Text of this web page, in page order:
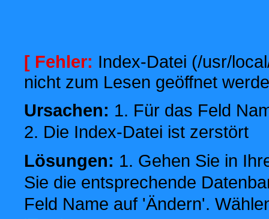
[ Fehler: Index-Datei (/usr/
nicht zum Lesen geöffnet
Ursachen: 1. Für das Feld
2. Die Index-Datei ist zerstört
Lösungen: 1. Gehen Sie in
Sie die entsprechende
Feld Name auf 'Ändern'.